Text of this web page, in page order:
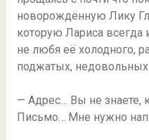
новорождённую Лику
которую Лариса всегда
не любя её холодного,
поджатых, недовольных
— Адрес… Вы не знаете,
Письмо… Мне нужно